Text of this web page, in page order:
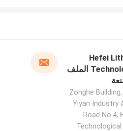
Hefei
Technology Co., Ltd الملف
301 Zonghe
Yiyan Industry
Road No.4,